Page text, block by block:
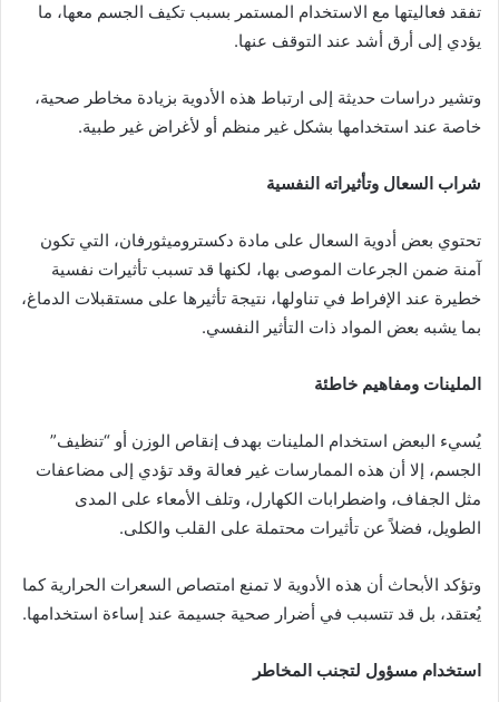
تفقد فعاليتها مع الاستخدام المستمر بسبب تكيف الجسم معها، ما
يؤدي إلى أرق أشد عند التوقف عنها.
وتشير دراسات حديثة إلى ارتباط هذه الأدوية بزيادة مخاطر صحية،
خاصة عند استخدامها بشكل غير منظم أو لأغراض غير طبية.
شراب السعال وتأثيراته النفسية
تحتوي بعض أدوية السعال على مادة دكستروميثورفان، التي تكون
آمنة ضمن الجرعات الموصى بها، لكنها قد تسبب تأثيرات نفسية
خطيرة عند الإفراط في تناولها، نتيجة تأثيرها على مستقبلات الدماغ،
بما يشبه بعض المواد ذات التأثير النفسي.
الملينات ومفاهيم خاطئة
يُسيء البعض استخدام الملينات بهدف إنقاص الوزن أو “تنظيف”
الجسم، إلا أن هذه الممارسات غير فعالة وقد تؤدي إلى مضاعفات
مثل الجفاف، واضطرابات الكهارل، وتلف الأمعاء على المدى
الطويل، فضلاً عن تأثيرات محتملة على القلب والكلى.
وتؤكد الأبحاث أن هذه الأدوية لا تمنع امتصاص السعرات الحرارية كما
يُعتقد، بل قد تتسبب في أضرار صحية جسيمة عند إساءة استخدامها.
استخدام مسؤول لتجنب المخاطر